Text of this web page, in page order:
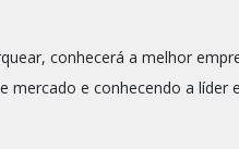
conhecerá a melhor
mercado e conhecendo a líder